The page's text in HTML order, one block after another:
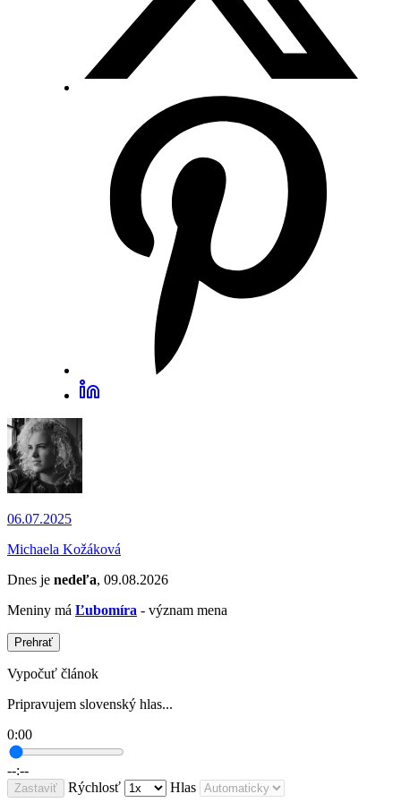
06.07.2025
Michaela Kožáková
Dnes je nedeľa, 09.08.2026
Meniny má Ľubomíra - význam mena
Prehrať
Vypočuť článok
Pripravujem slovenský hlas...
0:00
--:--
Zastaviť Rýchlosť Hlas